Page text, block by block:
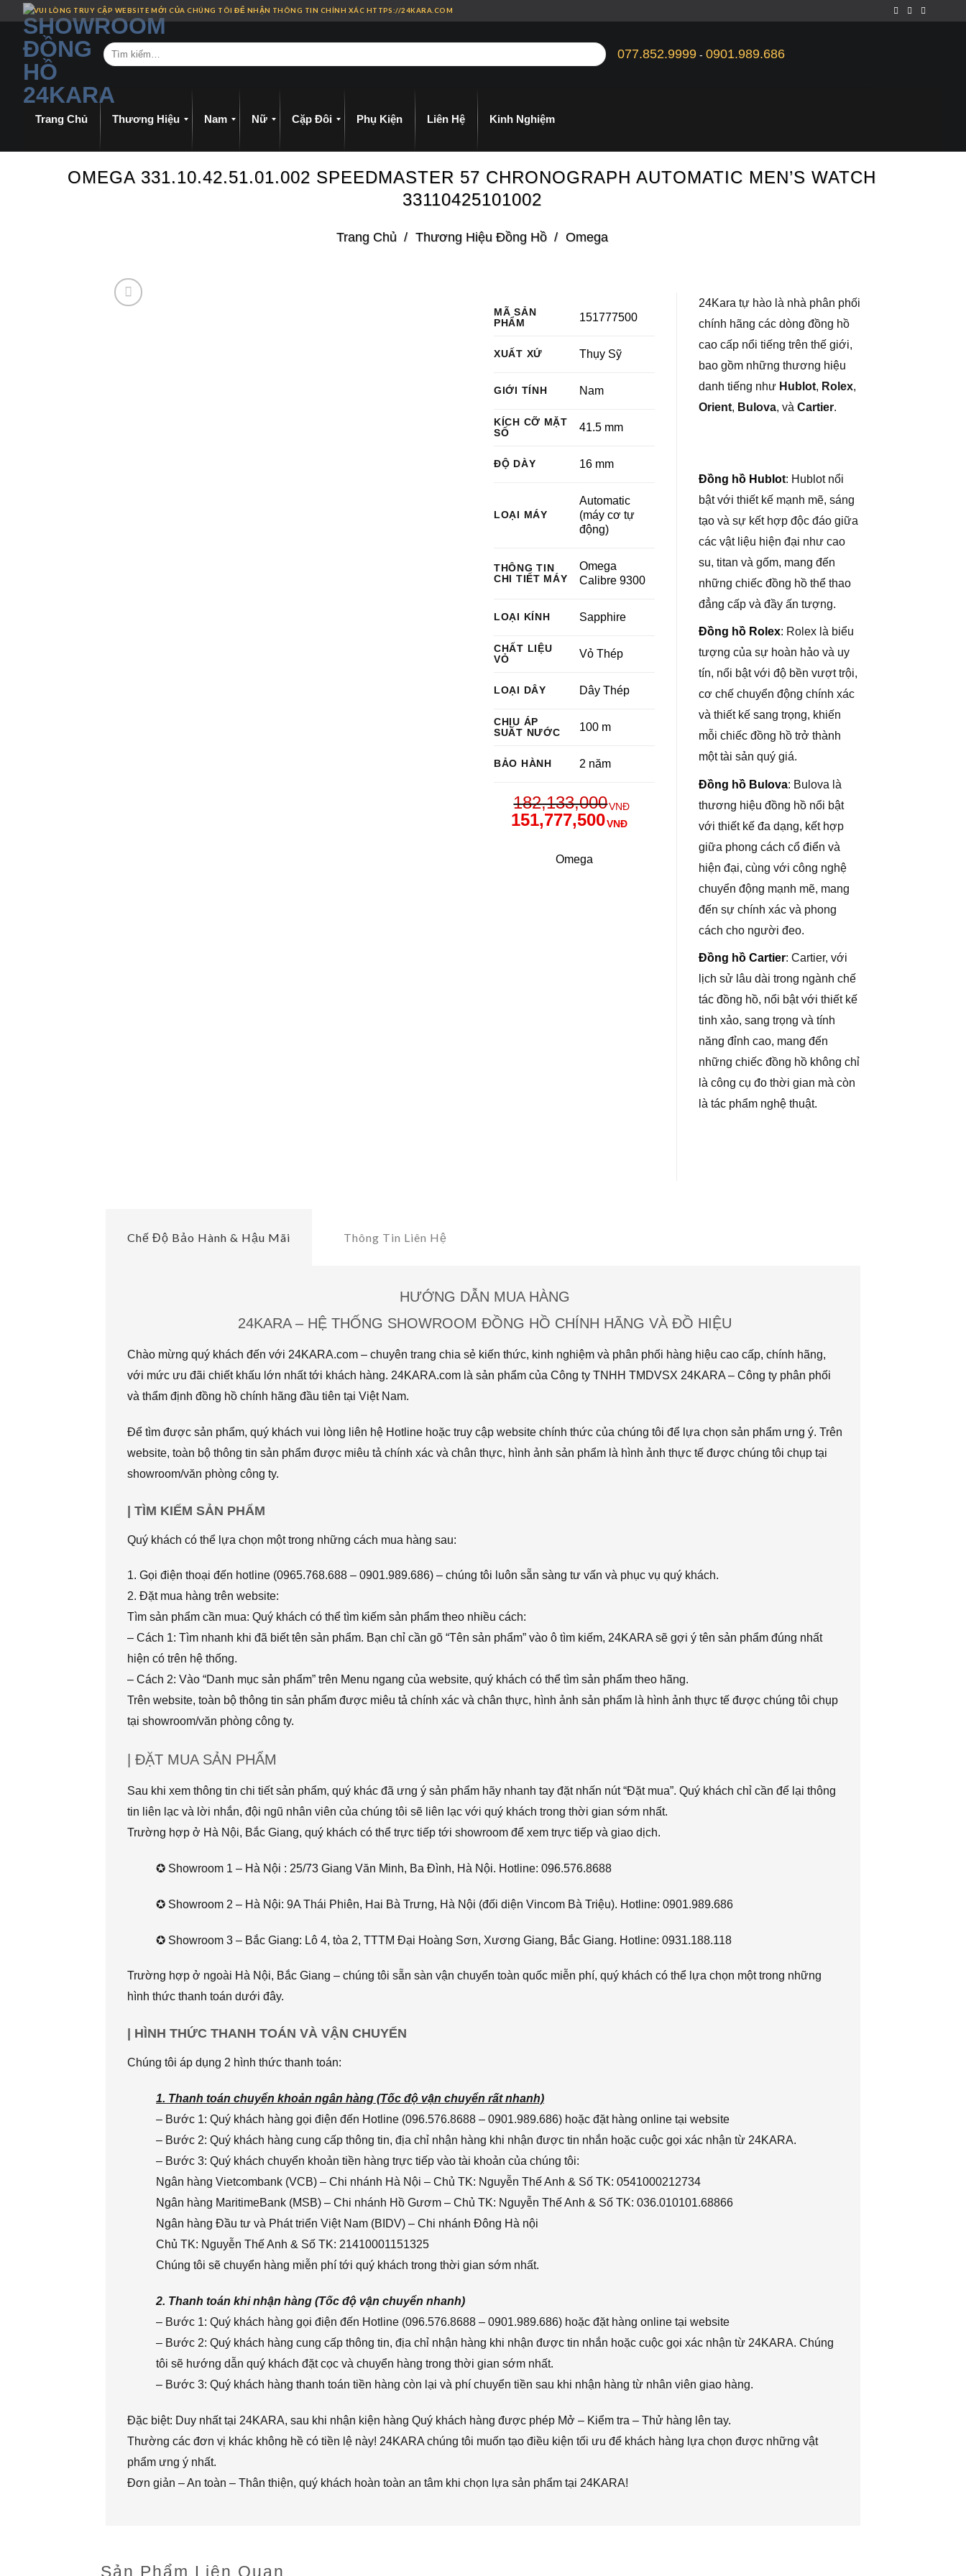
content
VUI LÒNG TRUY CẬP WEBSITE MỚI CỦA CHÚNG TÔI ĐỂ NHẬN THÔNG TIN CHÍNH XÁC HTTPS://24KARA.COM
077.852.9999- 0901.989.686
Trang Chủ Thương Hiệu Nam Nữ Cặp Đôi Phụ Kiện Liên Hệ Kinh Nghiệm
OMEGA 331.10.42.51.01.002 SPEEDMASTER 57 CHRONOGRAPH AUTOMATIC MEN’S WATCH
33110425101002
Trang Chủ / Thương Hiệu Đồng Hồ / Omega
MÃ SẢN
PHẨM
151777500
XUẤT XỨ Thụy Sỹ
GIỚI TÍNH Nam
KÍCH CỠ MẶT
SỐ
41.5 mm
ĐỘ DÀY 16 mm
LOẠI MÁY
Automatic
(máy cơ tự
động)
THÔNG TIN
CHI TIẾT MÁY
Omega
Calibre 9300
LOẠI KÍNH Sapphire
CHẤT LIỆU
VỎ
Vỏ Thép
LOẠI DÂY Dây Thép
CHỊU ÁP
SUẤT NƯỚC
100 m
BẢO HÀNH 2 năm
182,133,000VNĐ
151,777,500VNĐ
Omega
24Kara tự hào là nhà phân phối
chính hãng các dòng đồng hồ
cao cấp nổi tiếng trên thế giới,
bao gồm những thương hiệu
danh tiếng như Hublot, Rolex,
Orient, Bulova, và Cartier.
Đồng hồ Hublot: Hublot nổi
bật với thiết kế mạnh mẽ, sáng
tạo và sự kết hợp độc đáo giữa
các vật liệu hiện đại như cao
su, titan và gốm, mang đến
những chiếc đồng hồ thể thao
đẳng cấp và đầy ấn tượng.
Đồng hồ Rolex: Rolex là biểu
tượng của sự hoàn hảo và uy
tín, nổi bật với độ bền vượt trội,
cơ chế chuyển động chính xác
và thiết kế sang trọng, khiến
mỗi chiếc đồng hồ trở thành
một tài sản quý giá.
Đồng hồ Bulova: Bulova là
thương hiệu đồng hồ nổi bật
với thiết kế đa dạng, kết hợp
giữa phong cách cổ điển và
hiện đại, cùng với công nghệ
chuyển động mạnh mẽ, mang
đến sự chính xác và phong
cách cho người đeo.
Đồng hồ Cartier: Cartier, với
lịch sử lâu dài trong ngành chế
tác đồng hồ, nổi bật với thiết kế
tinh xảo, sang trọng và tính
năng đỉnh cao, mang đến
những chiếc đồng hồ không chỉ
là công cụ đo thời gian mà còn
là tác phẩm nghệ thuật.
Chế Độ Bảo Hành & Hậu Mãi Thông Tin Liên Hệ
HƯỚNG DẪN MUA HÀNG
24KARA – HỆ THỐNG SHOWROOM ĐỒNG HỒ CHÍNH HÃNG VÀ ĐỒ HIỆU
Chào mừng quý khách đến với 24KARA.com – chuyên trang chia sẻ kiến thức, kinh nghiệm và phân phối hàng hiệu cao cấp, chính hãng,
với mức ưu đãi chiết khấu lớn nhất tới khách hàng. 24KARA.com là sản phẩm của Công ty TNHH TMDVSX 24KARA – Công ty phân phối
và thẩm định đồng hồ chính hãng đầu tiên tại Việt Nam.
Để tìm được sản phẩm, quý khách vui lòng liên hệ Hotline hoặc truy cập website chính thức của chúng tôi để lựa chọn sản phẩm ưng ý. Trên
website, toàn bộ thông tin sản phẩm được miêu tả chính xác và chân thực, hình ảnh sản phẩm là hình ảnh thực tế được chúng tôi chụp tại
showroom/văn phòng công ty.
| TÌM KIẾM SẢN PHẨM
Quý khách có thể lựa chọn một trong những cách mua hàng sau:
1. Gọi điện thoại đến hotline (0965.768.688 – 0901.989.686) – chúng tôi luôn sẵn sàng tư vấn và phục vụ quý khách.
2. Đặt mua hàng trên website:
Tìm sản phẩm cần mua: Quý khách có thể tìm kiếm sản phẩm theo nhiều cách:
– Cách 1: Tìm nhanh khi đã biết tên sản phẩm. Bạn chỉ cần gõ “Tên sản phẩm” vào ô tìm kiếm, 24KARA sẽ gợi ý tên sản phẩm đúng nhất
hiện có trên hệ thống.
– Cách 2: Vào “Danh mục sản phẩm” trên Menu ngang của website, quý khách có thể tìm sản phẩm theo hãng.
Trên website, toàn bộ thông tin sản phẩm được miêu tả chính xác và chân thực, hình ảnh sản phẩm là hình ảnh thực tế được chúng tôi chụp
tại showroom/văn phòng công ty.
| ĐẶT MUA SẢN PHẨM
Sau khi xem thông tin chi tiết sản phẩm, quý khác đã ưng ý sản phẩm hãy nhanh tay đặt nhấn nút “Đặt mua”. Quý khách chỉ cần để lại thông
tin liên lạc và lời nhắn, đội ngũ nhân viên của chúng tôi sẽ liên lạc với quý khách trong thời gian sớm nhất.
Trường hợp ở Hà Nội, Bắc Giang, quý khách có thể trực tiếp tới showroom để xem trực tiếp và giao dịch.
✪ Showroom 1 – Hà Nội : 25/73 Giang Văn Minh, Ba Đình, Hà Nội. Hotline: 096.576.8688
✪ Showroom 2 – Hà Nội: 9A Thái Phiên, Hai Bà Trưng, Hà Nội (đối diện Vincom Bà Triệu). Hotline: 0901.989.686
✪ Showroom 3 – Bắc Giang: Lô 4, tòa 2, TTTM Đại Hoàng Sơn, Xương Giang, Bắc Giang. Hotline: 0931.188.118
Trường hợp ở ngoài Hà Nội, Bắc Giang – chúng tôi sẵn sàn vận chuyển toàn quốc miễn phí, quý khách có thể lựa chọn một trong những
hình thức thanh toán dưới đây.
| HÌNH THỨC THANH TOÁN VÀ VẬN CHUYỂN
Chúng tôi áp dụng 2 hình thức thanh toán:
1. Thanh toán chuyển khoản ngân hàng (Tốc độ vận chuyển rất nhanh)
– Bước 1: Quý khách hàng gọi điện đến Hotline (096.576.8688 – 0901.989.686) hoặc đặt hàng online tại website
– Bước 2: Quý khách hàng cung cấp thông tin, địa chỉ nhận hàng khi nhận được tin nhắn hoặc cuộc gọi xác nhận từ 24KARA.
– Bước 3: Quý khách chuyển khoản tiền hàng trực tiếp vào tài khoản của chúng tôi:
Ngân hàng Vietcombank (VCB) – Chi nhánh Hà Nội – Chủ TK: Nguyễn Thế Anh & Số TK: 0541000212734
Ngân hàng MaritimeBank (MSB) – Chi nhánh Hồ Gươm – Chủ TK: Nguyễn Thế Anh & Số TK: 036.010101.68866
Ngân hàng Đầu tư và Phát triển Việt Nam (BIDV) – Chi nhánh Đông Hà nội
Chủ TK: Nguyễn Thế Anh & Số TK: 21410001151325
Chúng tôi sẽ chuyển hàng miễn phí tới quý khách trong thời gian sớm nhất.
2. Thanh toán khi nhận hàng (Tốc độ vận chuyển nhanh)
– Bước 1: Quý khách hàng gọi điện đến Hotline (096.576.8688 – 0901.989.686) hoặc đặt hàng online tại website
– Bước 2: Quý khách hàng cung cấp thông tin, địa chỉ nhận hàng khi nhận được tin nhắn hoặc cuộc gọi xác nhận từ 24KARA. Chúng
tôi sẽ hướng dẫn quý khách đặt cọc và chuyển hàng trong thời gian sớm nhất.
– Bước 3: Quý khách hàng thanh toán tiền hàng còn lại và phí chuyển tiền sau khi nhận hàng từ nhân viên giao hàng.
Đặc biệt: Duy nhất tại 24KARA, sau khi nhận kiện hàng Quý khách hàng được phép Mở – Kiểm tra – Thử hàng lên tay.
Thường các đơn vị khác không hề có tiền lệ này! 24KARA chúng tôi muốn tạo điều kiện tối ưu để khách hàng lựa chọn được những vật
phẩm ưng ý nhất.
Đơn giản – An toàn – Thân thiện, quý khách hoàn toàn an tâm khi chọn lựa sản phẩm tại 24KARA!
Sản Phẩm Liên Quan